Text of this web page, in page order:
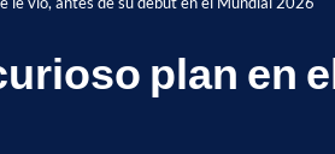
plan en